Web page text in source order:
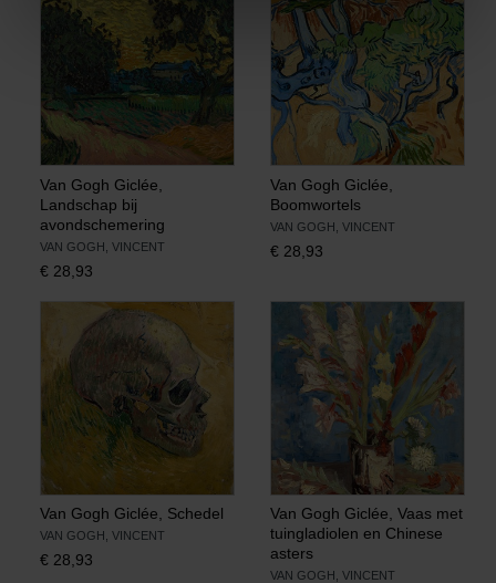
Van Gogh Giclée,
Landschap bij
avondschemering
VAN GOGH, VINCENT
€ 28,93
Van Gogh Giclée,
Boomwortels
VAN GOGH, VINCENT
€ 28,93
Van Gogh Giclée, Schedel
VAN GOGH, VINCENT
€ 28,93
Van Gogh Giclée, Vaas met
tuingladiolen en Chinese
asters
VAN GOGH, VINCENT